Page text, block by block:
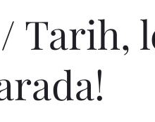
Tarih,